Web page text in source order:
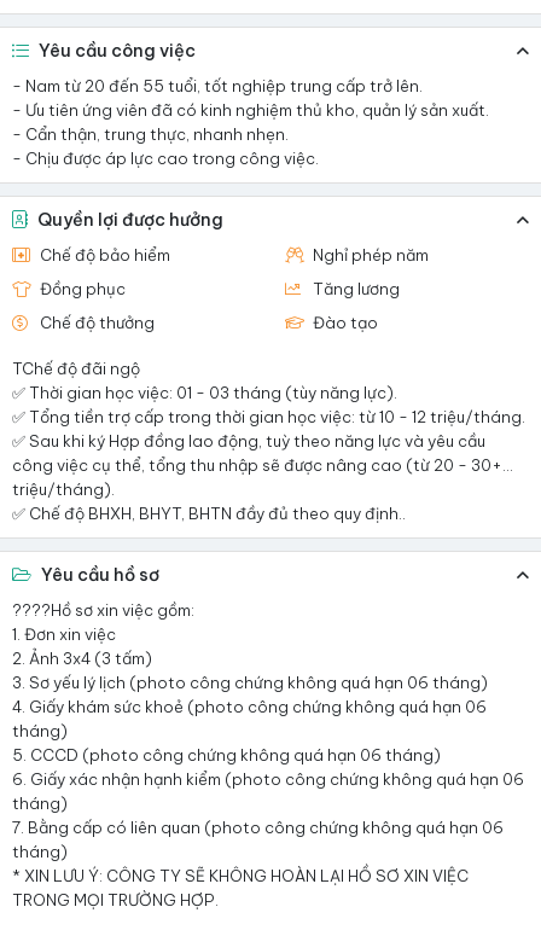
Yêu cầu công việc
- Nam từ 20 đến 55 tuổi, tốt nghiệp trung cấp trở lên.
- Ưu tiên ứng viên đã có kinh nghiệm thủ kho, quản lý sản xuất.
- Cẩn thận, trung thực, nhanh nhẹn.
- Chịu được áp lực cao trong công việc.
Quyền lợi được hưởng
Chế độ bảo hiểm
Nghỉ phép năm
Đồng phục
Tăng lương
Chế độ thưởng
Đào tạo
TChế độ đãi ngộ
✅ Thời gian học việc: 01 - 03 tháng (tùy năng lực).
✅ Tổng tiền trợ cấp trong thời gian học việc: từ 10 - 12 triệu/tháng.
✅ Sau khi ký Hợp đồng lao động, tuỳ theo năng lực và yêu cầu
công việc cụ thể, tổng thu nhập sẽ được nâng cao (từ 20 - 30+...
triệu/tháng).
✅ Chế độ BHXH, BHYT, BHTN đầy đủ theo quy định..
Yêu cầu hồ sơ
????Hồ sơ xin việc gồm:
1. Đơn xin việc
2. Ảnh 3x4 (3 tấm)
3. Sơ yếu lý lịch (photo công chứng không quá hạn 06 tháng)
4. Giấy khám sức khoẻ (photo công chứng không quá hạn 06
tháng)
5. CCCD (photo công chứng không quá hạn 06 tháng)
6. Giấy xác nhận hạnh kiểm (photo công chứng không quá hạn 06
tháng)
7. Bằng cấp có liên quan (photo công chứng không quá hạn 06
tháng)
* XIN LƯU Ý: CÔNG TY SẼ KHÔNG HOÀN LẠI HỒ SƠ XIN VIỆC
TRONG MỌI TRƯỜNG HỢP.